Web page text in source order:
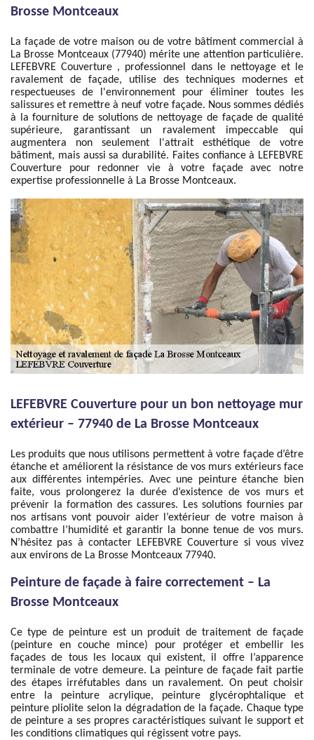
Brosse Montceaux
La façade de votre maison ou de votre bâtiment commercial à
La Brosse Montceaux (77940) mérite une attention particulière.
LEFEBVRE Couverture , professionnel dans le nettoyage et le
ravalement de façade, utilise des techniques modernes et
respectueuses de l'environnement pour éliminer toutes les
salissures et remettre à neuf votre façade. Nous sommes dédiés
à la fourniture de solutions de nettoyage de façade de qualité
supérieure, garantissant un ravalement impeccable qui
augmentera non seulement l'attrait esthétique de votre
bâtiment, mais aussi sa durabilité. Faites confiance à LEFEBVRE
Couverture pour redonner vie à votre façade avec notre
expertise professionnelle à La Brosse Montceaux.
LEFEBVRE Couverture pour un bon nettoyage mur
extérieur – 77940 de La Brosse Montceaux
Les produits que nous utilisons permettent à votre façade d’être
étanche et améliorent la résistance de vos murs extérieurs face
aux différentes intempéries. Avec une peinture étanche bien
faite, vous prolongerez la durée d’existence de vos murs et
prévenir la formation des cassures. Les solutions fournies par
nos artisans vont pouvoir aider l’extérieur de votre maison à
combattre l’humidité et garantir la bonne tenue de vos murs.
N’hésitez pas à contacter LEFEBVRE Couverture si vous vivez
aux environs de La Brosse Montceaux 77940.
Peinture de façade à faire correctement – La
Brosse Montceaux
Ce type de peinture est un produit de traitement de façade
(peinture en couche mince) pour protéger et embellir les
façades de tous les locaux qui existent, il offre l’apparence
terminale de votre demeure. La peinture de façade fait partie
des étapes irréfutables dans un ravalement. On peut choisir
entre la peinture acrylique, peinture glycérophtalique et
peinture pliolite selon la dégradation de la façade. Chaque type
de peinture a ses propres caractéristiques suivant le support et
les conditions climatiques qui régissent votre pays.